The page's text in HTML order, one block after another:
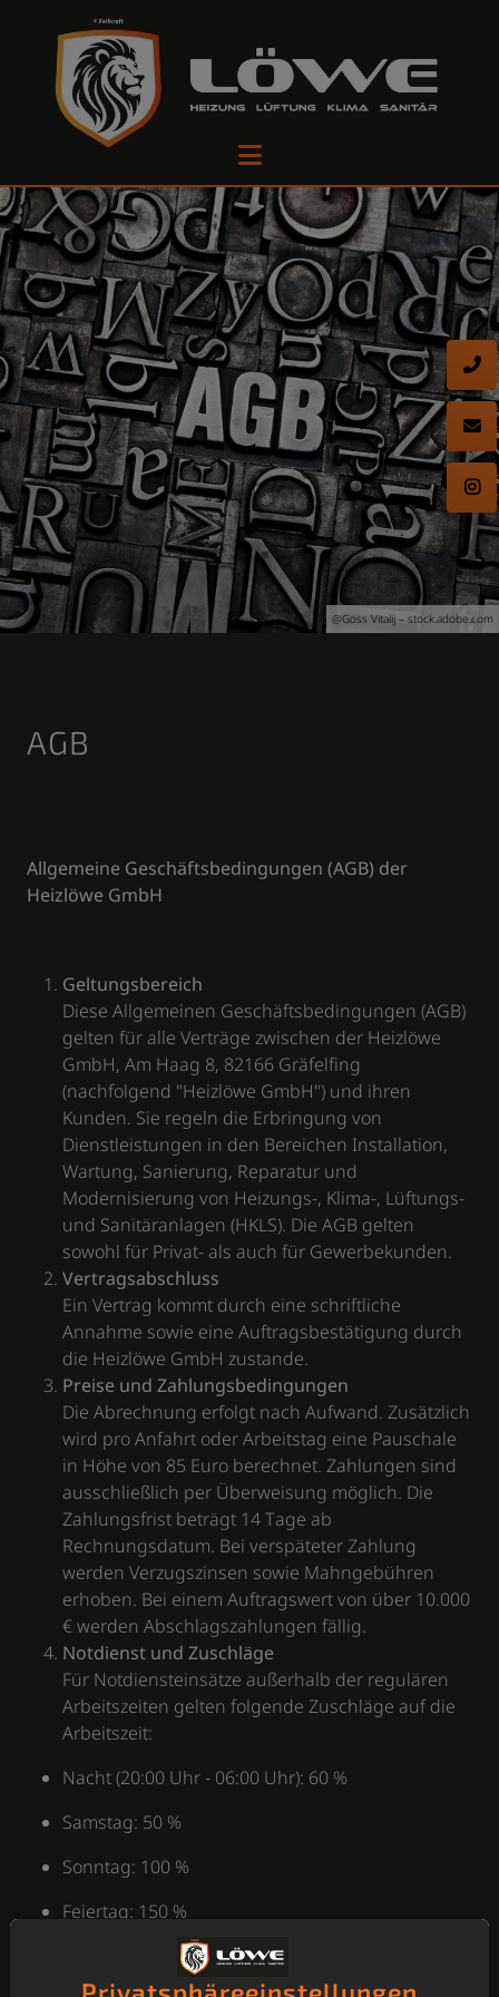
@Goss Vitalij – stock.adobe.com
AGB
Allgemeine Geschäftsbedingungen (AGB) der
Heizlöwe GmbH
Geltungsbereich
Diese Allgemeinen Geschäftsbedingungen (AGB)
gelten für alle Verträge zwischen der Heizlöwe
GmbH, Am Haag 8, 82166 Gräfelfing
(nachfolgend "Heizlöwe GmbH") und ihren
Kunden. Sie regeln die Erbringung von
Dienstleistungen in den Bereichen Installation,
Wartung, Sanierung, Reparatur und
Modernisierung von Heizungs-, Klima-, Lüftungs-
und Sanitäranlagen (HKLS). Die AGB gelten
sowohl für Privat- als auch für Gewerbekunden.
Vertragsabschluss
Ein Vertrag kommt durch eine schriftliche
Annahme sowie eine Auftragsbestätigung durch
die Heizlöwe GmbH zustande.
Preise und Zahlungsbedingungen
Die Abrechnung erfolgt nach Aufwand. Zusätzlich
wird pro Anfahrt oder Arbeitstag eine Pauschale
in Höhe von 85 Euro berechnet. Zahlungen sind
ausschließlich per Überweisung möglich. Die
Zahlungsfrist beträgt 14 Tage ab
Rechnungsdatum. Bei verspäteter Zahlung
werden Verzugszinsen sowie Mahngebühren
erhoben. Bei einem Auftragswert von über 10.000
€ werden Abschlagszahlungen fällig.
Notdienst und Zuschläge
Für Notdiensteinsätze außerhalb der regulären
Arbeitszeiten gelten folgende Zuschläge auf die
Arbeitszeit:
Nacht (20:00 Uhr - 06:00 Uhr): 60 %
Samstag: 50 %
Sonntag: 100 %
Feiertag: 150 %
Zusätzliche Kosten können entstehen, wenn sich